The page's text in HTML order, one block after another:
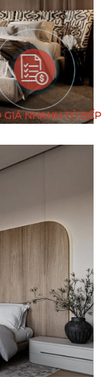
NHANH TỦ BẾP